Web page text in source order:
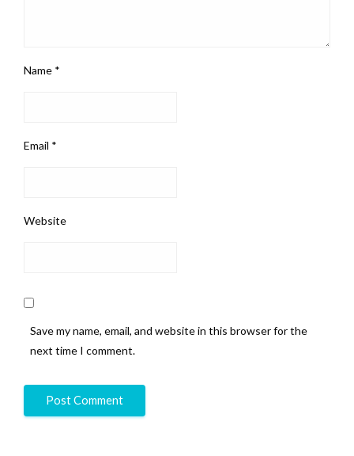
Name *
Email *
Website
Save my name, email, and website in this browser for the
next time I comment.